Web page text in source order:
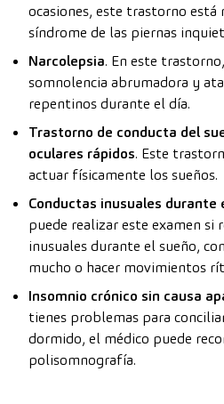
ocasiones, este trastorno está
síndrome de las piernas
Narcolepsia. En este
somnolencia abrumadora y
repentinos durante el día.
Trastorno de conducta del
oculares rápidos. Este
actuar físicamente los sueños.
Conductas inusuales durante
puede realizar este examen si
inusuales durante el sueño,
mucho o hacer movimientos
Insomnio crónico sin causa
tienes problemas para
dormido, el médico puede
polisomnografía.